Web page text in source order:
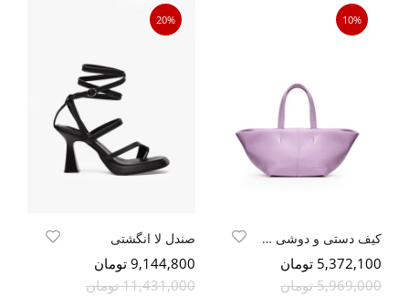
10%
کیف دستی و دوشی ذوزنقه
5,372,100 تومان
5,969,000 تومان
20%
صندل لا انگشتی
9,144,800 تومان
11,431,000 تومان